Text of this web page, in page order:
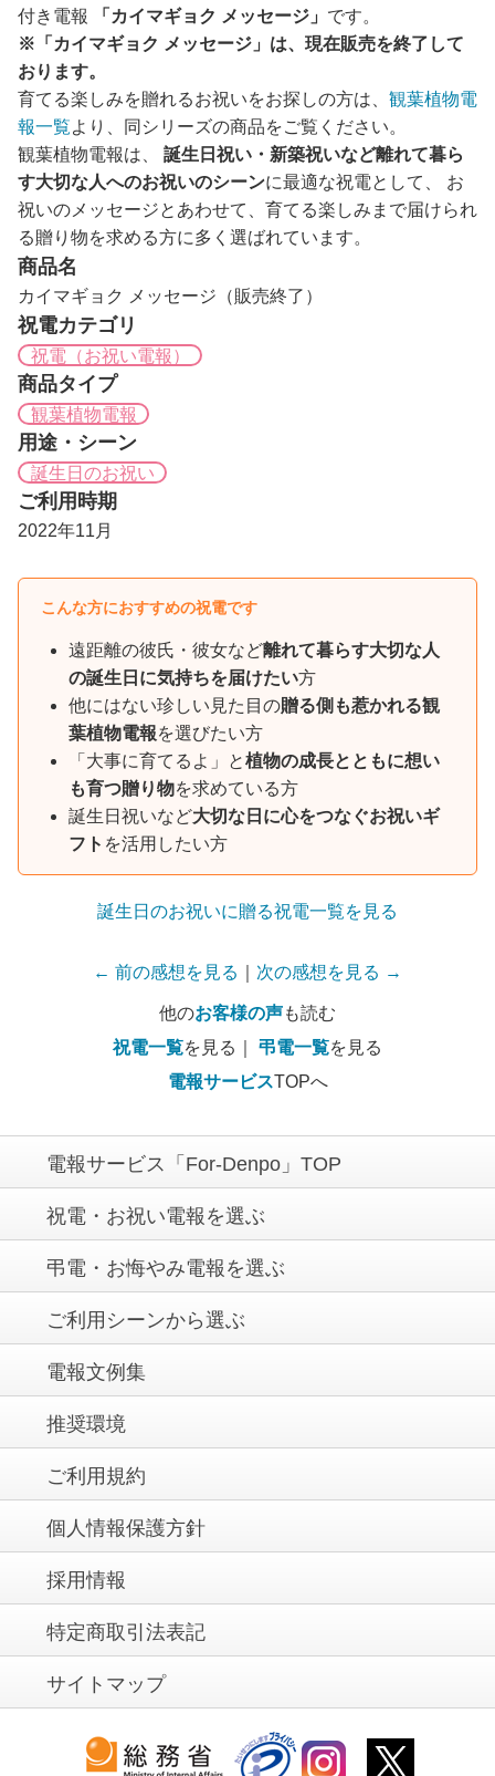
付き電報
「カイマギョク メッセージ」 です。
※「カイマギョク メッセージ」は、現在販売を終了して
おります。
育てる楽しみを贈れるお祝いをお探しの方は、 観葉植物電
報一覧より、同シリーズの商品をご覧ください。
観葉植物電報は、 誕生日祝い・新築祝いなど離れて暮ら
す大切な人へのお祝いのシーンに最適な祝電として、 お
祝いのメッセージとあわせて、育てる楽しみまで届けられ
る贈り物を求める方に多く選ばれています。
商品名
カイマギョク メッセージ（販売終了）
祝電カテゴリ
祝電（お祝い電報）
商品タイプ
観葉植物電報
用途・シーン
誕生日のお祝い
ご利用時期
2022年11月
こんな方におすすめの祝電です
遠距離の彼氏・彼女など離れて暮らす大切な人
の誕生日に気持ちを届けたい方
他にはない珍しい見た目の贈る側も惹かれる観
葉植物電報を選びたい方
「大事に育てるよ」と植物の成長とともに想い
も育つ贈り物を求めている方
誕生日祝いなど大切な日に心をつなぐお祝いギ
フト を活用したい方
誕生日のお祝いに贈る祝電一覧を見る
← 前の感想を見る 次の感想を見る →
他のお客様の声も読む
祝電一覧を見る｜ 弔電一覧を見る
電報サービスTOPへ
電報サービス「For-Denpo」TOP
祝電・お祝い電報を選ぶ
弔電・お悔やみ電報を選ぶ
ご利用シーンから選ぶ
電報文例集
推奨環境
ご利用規約
個人情報保護方針
採用情報
特定商取引法表記
サイトマップ